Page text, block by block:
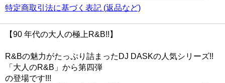
特定商取引法に基づく表記 (返品など)
【90 年代の大人の極上R&B!!】
R&Bの魅力がたっぷり詰まったDJ DASKの人気シリーズ!!
「大人のR&B」から第四弾
の登場です!!!